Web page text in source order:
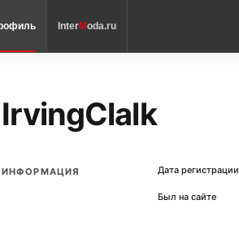
InterModa.ru
IrvingClalk
ИНФОРМАЦИЯ Дата регистрации
Был на сайте